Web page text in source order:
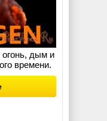
дым и
времени.